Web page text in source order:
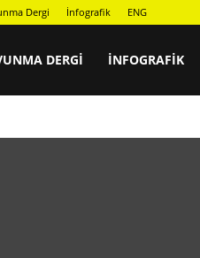
Dergi İnfografik ENG
DERGI İNFOGRAFIK